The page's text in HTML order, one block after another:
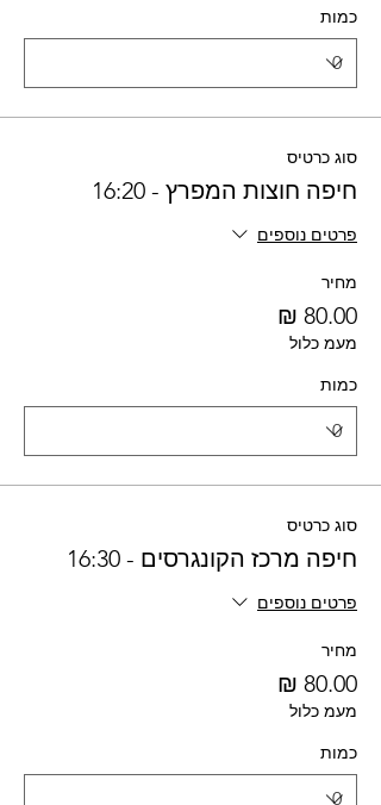
כמות
סוג כרטיס
חיפה חוצות המפרץ - 16:20
פרטים נוספים
מחיר
מעמ כלול
כמות
סוג כרטיס
חיפה מרכז הקונגרסים - 16:30
פרטים נוספים
מחיר
מעמ כלול
כמות